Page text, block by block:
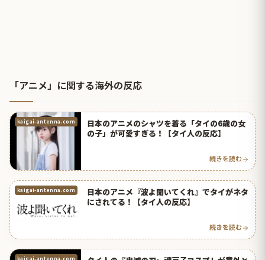
「アニメ」に関する海外の反応
kaigai-antenna.com
日本のアニメのシャツを着る「タイの6歳の女
の子」が可愛すぎる！【タイ人の反応】
続きを読む
kaigai-antenna.com
日本のアニメ『波よ聞いてくれ』でタイがネタ
にされてる！【タイ人の反応】
続きを読む
kaigai-antenna.com